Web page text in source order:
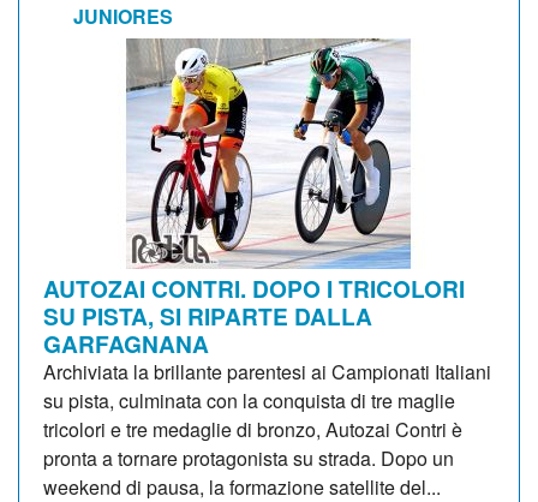
JUNIORES
AUTOZAI CONTRI. DOPO I TRICOLORI
SU PISTA, SI RIPARTE DALLA
GARFAGNANA
Archiviata la brillante parentesi ai Campionati Italiani
su pista, culminata con la conquista di tre maglie
tricolori e tre medaglie di bronzo, Autozai Contri è
pronta a tornare protagonista su strada. Dopo un
weekend di pausa, la formazione satellite del...